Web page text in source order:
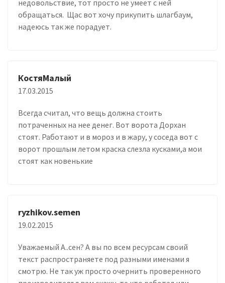
недовольствие, тот просто не умеет с ней
обращаться. Щас вот хочу прикупить шлагбаум,
надеюсь так же порадует.
КостяМалый
17.03.2015
Всегда считал, что вещь должна стоить
потраченных на нее денег. Вот ворота Дорхан
стоят. Работают и в мороз и в жару, у соседа вот с
ворот прошлым летом краска слезла кусками,а мои
стоят как новенькие
ryzhikov.semen
19.02.2015
Уважаемый А..сен? А вы по всем ресурсам своий
текст распространяете под разными именами я
смотрю. Не так уж просто очернить проверенного